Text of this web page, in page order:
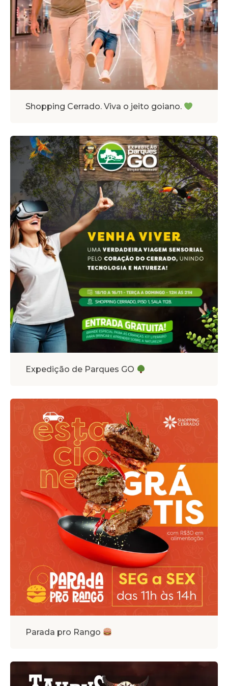
Shopping Cerrado. Viva o jeito goiano.
Expedição de Parques GO
Parada pro Rango